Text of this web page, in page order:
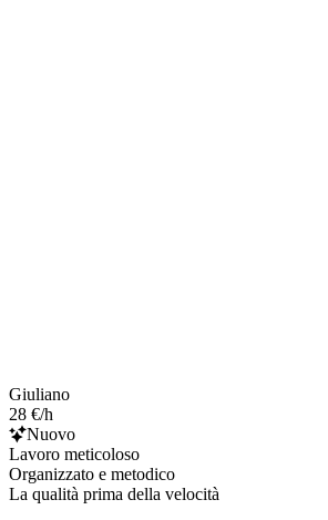
Giuliano
28 €/h
Nuovo
Lavoro meticoloso
Organizzato e metodico
La qualità prima della velocità